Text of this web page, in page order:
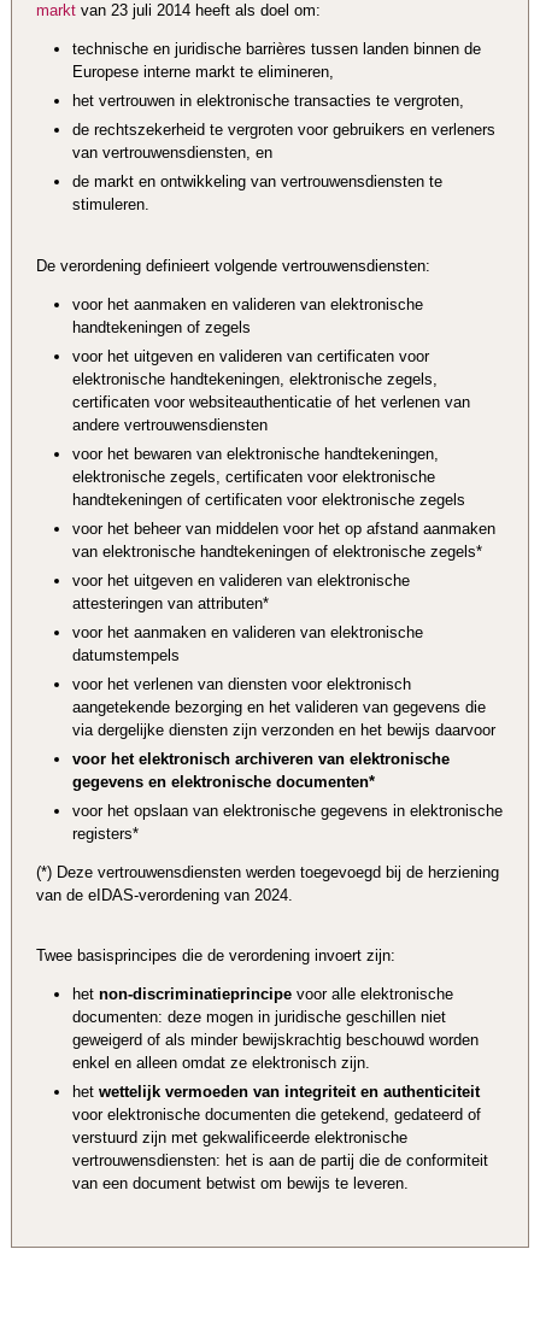
marktvan 23 juli 2014 heeft als doel om:
technische en juridische barrières tussen landen binnen de
Europese interne markt te elimineren,
het vertrouwen in elektronische transacties te vergroten,
de rechtszekerheid te vergroten voor gebruikers en verleners
van vertrouwensdiensten, en
de markt en ontwikkeling van vertrouwensdiensten te
stimuleren.
De verordening definieert volgende vertrouwensdiensten:
voor het aanmaken en valideren van elektronische
handtekeningen of zegels
voor het uitgeven en valideren van certificaten voor
elektronische handtekeningen, elektronische zegels,
certificaten voor websiteauthenticatie of het verlenen van
andere vertrouwensdiensten
voor het bewaren van elektronische handtekeningen,
elektronische zegels, certificaten voor elektronische
handtekeningen of certificaten voor elektronische zegels
voor het beheer van middelen voor het op afstand aanmaken
van elektronische handtekeningen of elektronische zegels*
voor het uitgeven en valideren van elektronische
attesteringen van attributen*
voor het aanmaken en valideren van elektronische
datumstempels
voor het verlenen van diensten voor elektronisch
aangetekende bezorging en het valideren van gegevens die
via dergelijke diensten zijn verzonden en het bewijs daarvoor
voor het elektronisch archiveren van elektronische
gegevens en elektronische documenten*
voor het opslaan van elektronische gegevens in elektronische
registers*
(*) Deze vertrouwensdiensten werden toegevoegd bij de herziening
van de eIDAS-verordening van 2024.
Twee basisprincipes die de verordening invoert zijn:
het non-discriminatieprincipevoor alle elektronische
documenten: deze mogen in juridische geschillen niet
geweigerd of als minder bewijskrachtig beschouwd worden
enkel en alleen omdat ze elektronisch zijn.
het wettelijk vermoeden van integriteit en authenticiteit
voor elektronische documenten die getekend, gedateerd of
verstuurd zijn met gekwalificeerde elektronische
vertrouwensdiensten: het is aan de partij die de conformiteit
van een document betwist om bewijs te leveren.